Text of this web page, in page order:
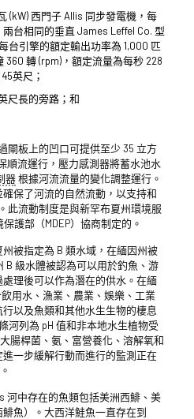
(kW) 西門子 Allis 同步發電機，每
台相同的垂直 James Leffel Co. 型
台引擎的額定輸出功率為 1,000 匹
360 轉 (rpm)，額定流量為每秒 228
英尺；
尺長的旁路；和
閘板上的凹口可提供至少 35 立方
順流運行，壓力感測器將蓄水池水
器根據河流流量的變化調整運行。
保了河流的自然流動，以支持和
此流動制度是與新罕布夏州環境服
護部（MDEP）協商制定的。
被指定為 B 類水域，在緬因州被
B 級水體被認為可以用於釣魚、游
理後可以作為潛在的供水。在緬
用水、漁業、農業、娛樂、工業
以及魚類和其他水生生物的棲息
河列為 pH 值和非本地水生植物受
腸桿菌、氨、富營養化、溶解氧和
一步緩解行動而進行的監測正在
河中存在的魚類包括美洲西鯡、美
魚）。大西洋鮭魚一直存在到